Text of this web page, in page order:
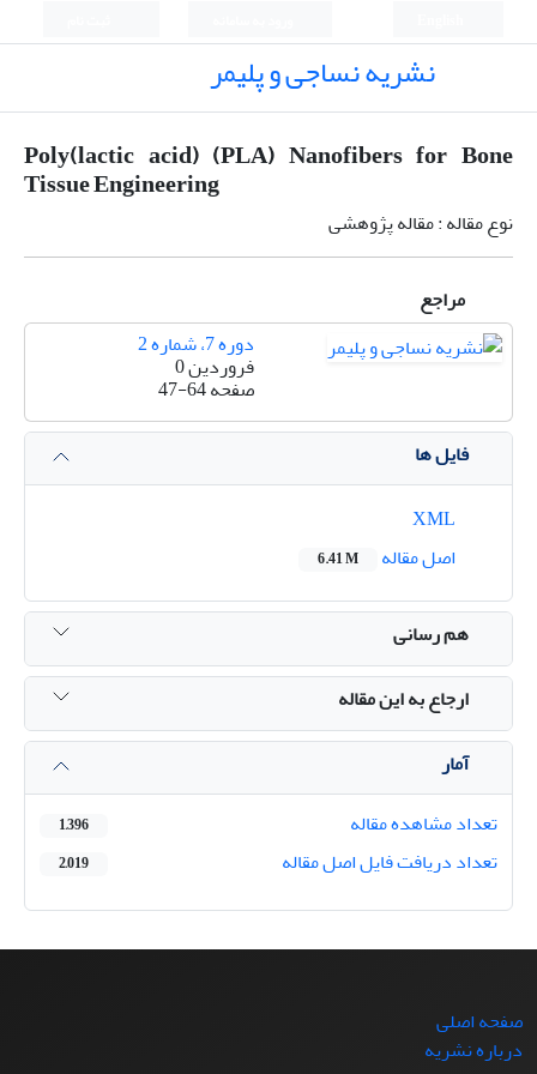
نشریه نساجی و پلیمر
Poly(lactic acid) (PLA) Nanofibers for Bone
Tissue Engineering
نوع مقاله : مقاله پژوهشی
مراجع
دوره 7، شماره 2
فروردین 0
صفحه47-64
فایل ها
اصل مقاله
6.41 M
هم رسانی
ارجاع به این مقاله
آمار
تعداد مشاهده مقاله
1,396
تعداد دریافت فایل اصل مقاله 2,019
صفحه اصلی
درباره نشریه